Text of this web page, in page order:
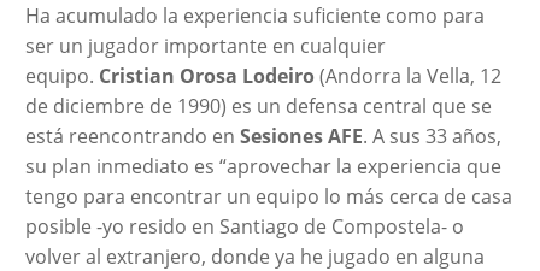
Ha acumulado la experiencia suficiente como para
ser un jugador importante en cualquier
equipo. Cristian Orosa Lodeiro(Andorra la Vella, 12
de diciembre de 1990) es un defensa central que se
está reencontrando en Sesiones AFE. A sus 33 años,
su plan inmediato es “aprovechar la experiencia que
tengo para encontrar un equipo lo más cerca de casa
posible -yo resido en Santiago de Compostela- o
volver al extranjero, donde ya he jugado en alguna